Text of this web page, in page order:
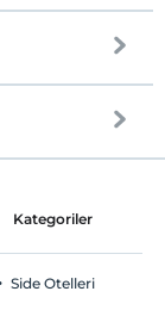
Kategoriler
Side Otelleri